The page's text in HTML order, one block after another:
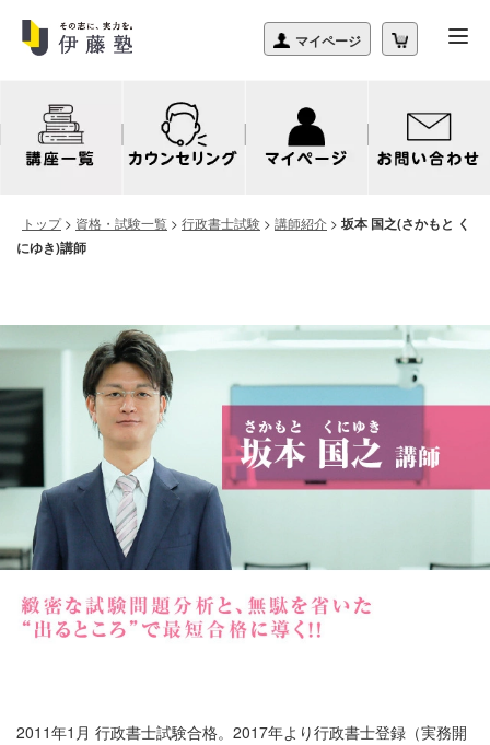
トップ> 資格・試験一覧 > 行政書士試験 > 講師紹介 > 坂本 国之(さかもと く
にゆき)講師
2011年1月 行政書士試験合格。2017年より行政書士登録（実務開